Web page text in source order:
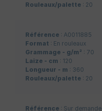
Rouleaux/palette : 20
Référence : A0011885
Format : En rouleaux
Grammage - g/m² : 70
Laize - cm : 120
Longueur - m : 360
Rouleaux/palette : 20
Référence : Sur demande